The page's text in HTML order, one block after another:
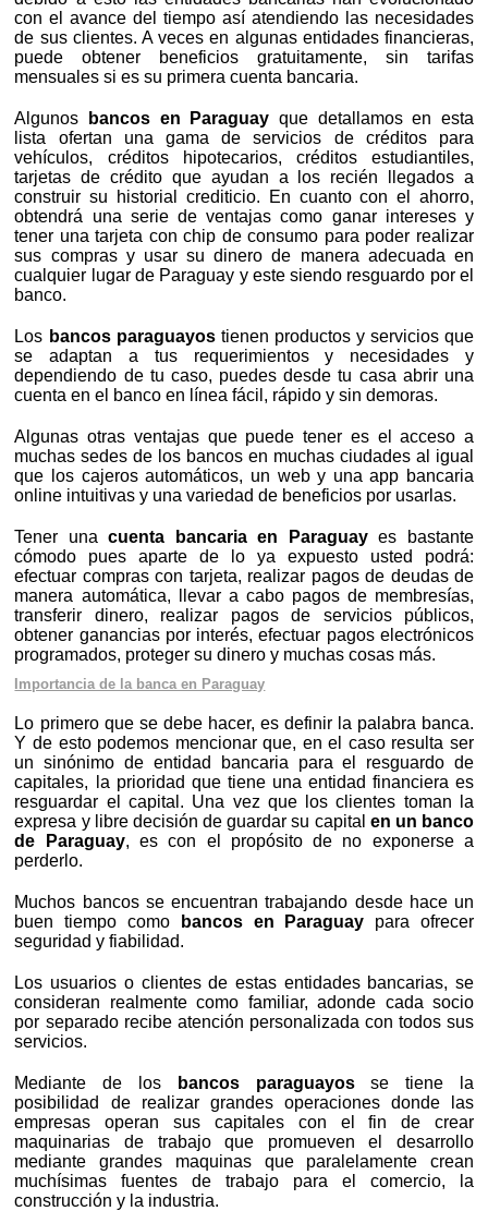
con el avance del tiempo así atendiendo las necesidades
de sus clientes. A veces en algunas entidades financieras,
puede obtener beneficios gratuitamente, sin tarifas
mensuales si es su primera cuenta bancaria.
Algunos bancos en Paraguay que detallamos en esta
lista ofertan una gama de servicios de créditos para
vehículos, créditos hipotecarios, créditos estudiantiles,
tarjetas de crédito que ayudan a los recién llegados a
construir su historial crediticio. En cuanto con el ahorro,
obtendrá una serie de ventajas como ganar intereses y
tener una tarjeta con chip de consumo para poder realizar
sus compras y usar su dinero de manera adecuada en
cualquier lugar de Paraguay y este siendo resguardo por el
banco.
Los bancos paraguayostienen productos y servicios que
se adaptan a tus requerimientos y necesidades y
dependiendo de tu caso, puedes desde tu casa abrir una
cuenta en el banco en línea fácil, rápido y sin demoras.
Algunas otras ventajas que puede tener es el acceso a
muchas sedes de los bancos en muchas ciudades al igual
que los cajeros automáticos, un web y una app bancaria
online intuitivas y una variedad de beneficios por usarlas.
Tener unacuenta bancaria en Paraguayes bastante
cómodo pues aparte de lo ya expuesto usted podrá:
efectuar compras con tarjeta, realizar pagos de deudas de
manera automática, llevar a cabo pagos de membresías,
transferir dinero, realizar pagos de servicios públicos,
obtener ganancias por interés, efectuar pagos electrónicos
programados, proteger su dinero y muchas cosas más.
Importancia de la banca en Paraguay
Lo primero que se debe hacer, es definir la palabra banca.
Y de esto podemos mencionar que, en el caso resulta ser
un sinónimo de entidad bancaria para el resguardo de
capitales, la prioridad que tiene una entidad financiera es
resguardar el capital. Una vez que los clientes toman la
expresa y libre decisión de guardar su capital en un banco
de Paraguay, es con el propósito de no exponerse a
perderlo.
Muchos bancos se encuentran trabajando desde hace un
buen tiempo como
bancos en Paraguay para ofrecer
seguridad y fiabilidad.
Los usuarios o clientes de estas entidades bancarias, se
consideran realmente como familiar, adonde cada socio
por separado recibe atención personalizada con todos sus
servicios.
Mediante de los bancos paraguayosse tiene la
posibilidad de realizar grandes operaciones donde las
empresas operan sus capitales con el fin de crear
maquinarias de trabajo que promueven el desarrollo
mediante grandes maquinas que paralelamente crean
muchísimas fuentes de trabajo para el comercio, la
construcción y la industria.